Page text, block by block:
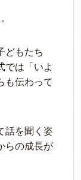
どもたち
では「いよ
も伝わって
話を聞く姿
らの成長が